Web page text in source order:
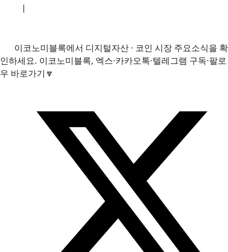
|
이코노미블록에서 디지털자산 · 코인 시장 주요소식을 확
인하세요. 이코노미블록, 엑스·카카오톡·텔레그램 구독·팔로
우 바로가기🔽